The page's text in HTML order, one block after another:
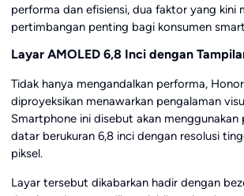
performa dan efisiensi, dua faktor yang kini
pertimbangan penting bagi konsumen
Layar AMOLED 6,8 Inci dengan
Tidak hanya mengandalkan performa,
diproyeksikan menawarkan pengalaman
Smartphone ini disebut akan menggunakan
datar berukuran 6,8 inci dengan resolusi
piksel.
Layar tersebut dikabarkan hadir dengan